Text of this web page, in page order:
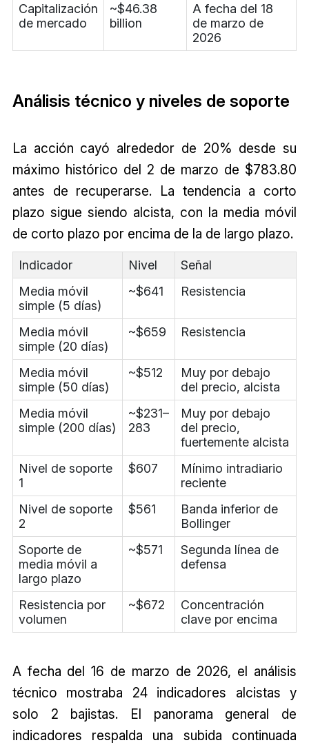
Capitalización
de mercado
~$46.38
billion
A fecha del 18
de marzo de
2026
Análisis técnico y niveles de soporte
La acción cayó alrededor de 20% desde su
máximo histórico del 2 de marzo de $783.80
antes de recuperarse. La tendencia a corto
plazo sigue siendo alcista, con la media móvil
de corto plazo por encima de la de largo plazo.
Indicador Nivel
Señal
Media móvil
simple (5 días)
~$641 Resistencia
Media móvil
simple (20 días)
~$659 Resistencia
Media móvil
simple (50 días)
~$512
Muy por debajo
del precio, alcista
Media móvil
simple (200 días)
~$231–
283
Muy por debajo
del precio,
fuertemente alcista
Nivel de soporte
1
$607
Mínimo intradiario
reciente
Nivel de soporte
2
$561
Banda inferior de
Bollinger
Soporte de
media móvil a
largo plazo
~$571
Segunda línea de
defensa
Resistencia por
volumen
~$672
Concentración
clave por encima
A fecha del 16 de marzo de 2026, el análisis
técnico mostraba 24 indicadores alcistas y
solo 2 bajistas. El panorama general de
indicadores respalda una subida continuada